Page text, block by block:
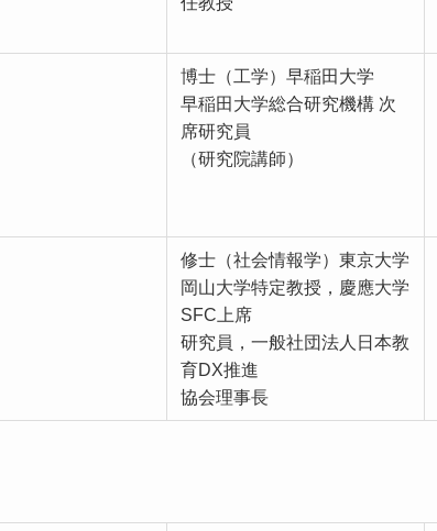
博士（工学）早稲田大学
早稲田大学総合研究機構 次
席研究員
（研究院講師）
修士（社会情報学）東京大学
岡山大学特定教授，慶應大学
SFC上席
研究員，一般社団法人日本教
育DX推進
協会理事長